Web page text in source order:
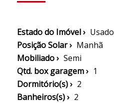
Estado do Imóvel › Usado
Posição Solar › Manhã
Mobiliado › Semi
Qtd. box garagem › 1
Dormitório(s) › 2
Banheiros(s) › 2